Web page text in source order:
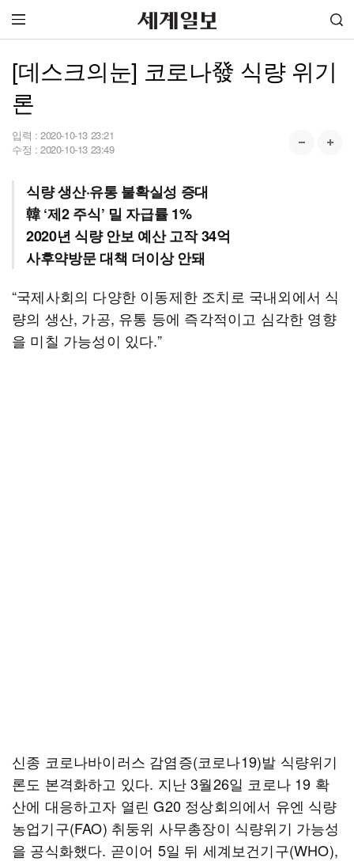
[데스크의눈] 코로나發 식량 위기
론
입력 : 2020-10-13 23:21
수정 : 2020-10-13 23:49
식량 생산·유통 불확실성 증대
韓 ‘제2 주식’ 밀 자급률 1%
2020년 식량 안보 예산 고작 34억
사후약방문 대책 더이상 안돼
“국제사회의 다양한 이동제한 조치로 국내외에서 식
량의 생산, 가공, 유통 등에 즉각적이고 심각한 영향
을 미칠 가능성이 있다.”
신종 코로나바이러스 감염증(코로나19)발 식량위기
론도 본격화하고 있다. 지난 3월26일 코로나 19 확
산에 대응하고자 열린 G20 정상회의에서 유엔 식량
농업기구(FAO) 취둥위 사무총장이 식량위기 가능성
을 공식화했다. 곧이어 5일 뒤 세계보건기구(WHO),